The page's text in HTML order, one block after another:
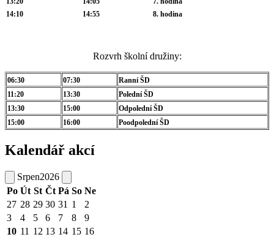
14:10
14:55 8. hodina
Rozvrh školní družiny:
06:30 07:30
Ranní ŠD
11:20
13:30
Polední ŠD
13:30
15:00
Odpolední ŠD
15:00
16:00 Poodpolední ŠD
Kalendář akcí
Srpen2026
Po Út St Čt Pá So Ne
27 28 29 30 31 1
2
3
4 5 6 7 8
9
10 11 12 13 14 15 16